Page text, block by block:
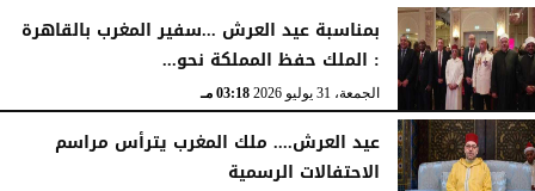
الخميس، 6 أغسطس 2026
بمناسبة عيد العرش ...سفير المغرب بالقاهرة
: الملك حفظ المملكة نحو...
الجمعة، 31 يوليو 2026 03:18 مـ
عيد العرش.... ملك المغرب يترأس مراسم
الاحتفالات الرسمية